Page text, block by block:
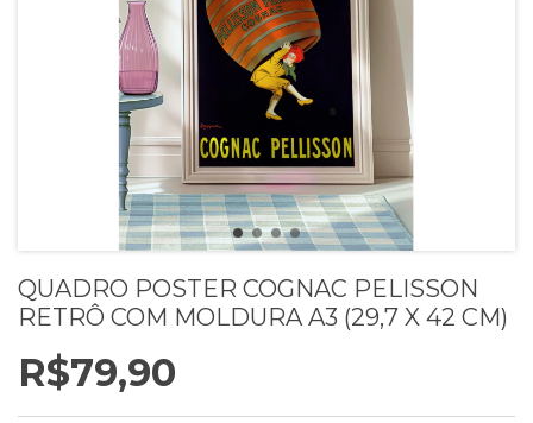
QUADRO POSTER COGNAC PELISSON
RETRÔ COM MOLDURA A3 (29,7 X 42 CM)
R$79,90